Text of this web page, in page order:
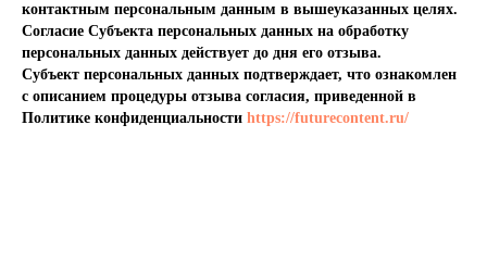
контактным персональным данным в вышеуказанных целях.
Согласие Субъекта персональных данных на обработку
персональных данных действует до дня его отзыва.
Субъект персональных данных подтверждает, что ознакомлен
с описанием процедуры отзыва согласия, приведенной в
Политике конфиденциальности https://futurecontent.ru/